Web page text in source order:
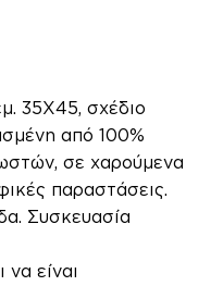
35Χ45, σχέδιο
από 100%
σε χαρούμενα
παραστάσεις.
Συσκευασία
είναι